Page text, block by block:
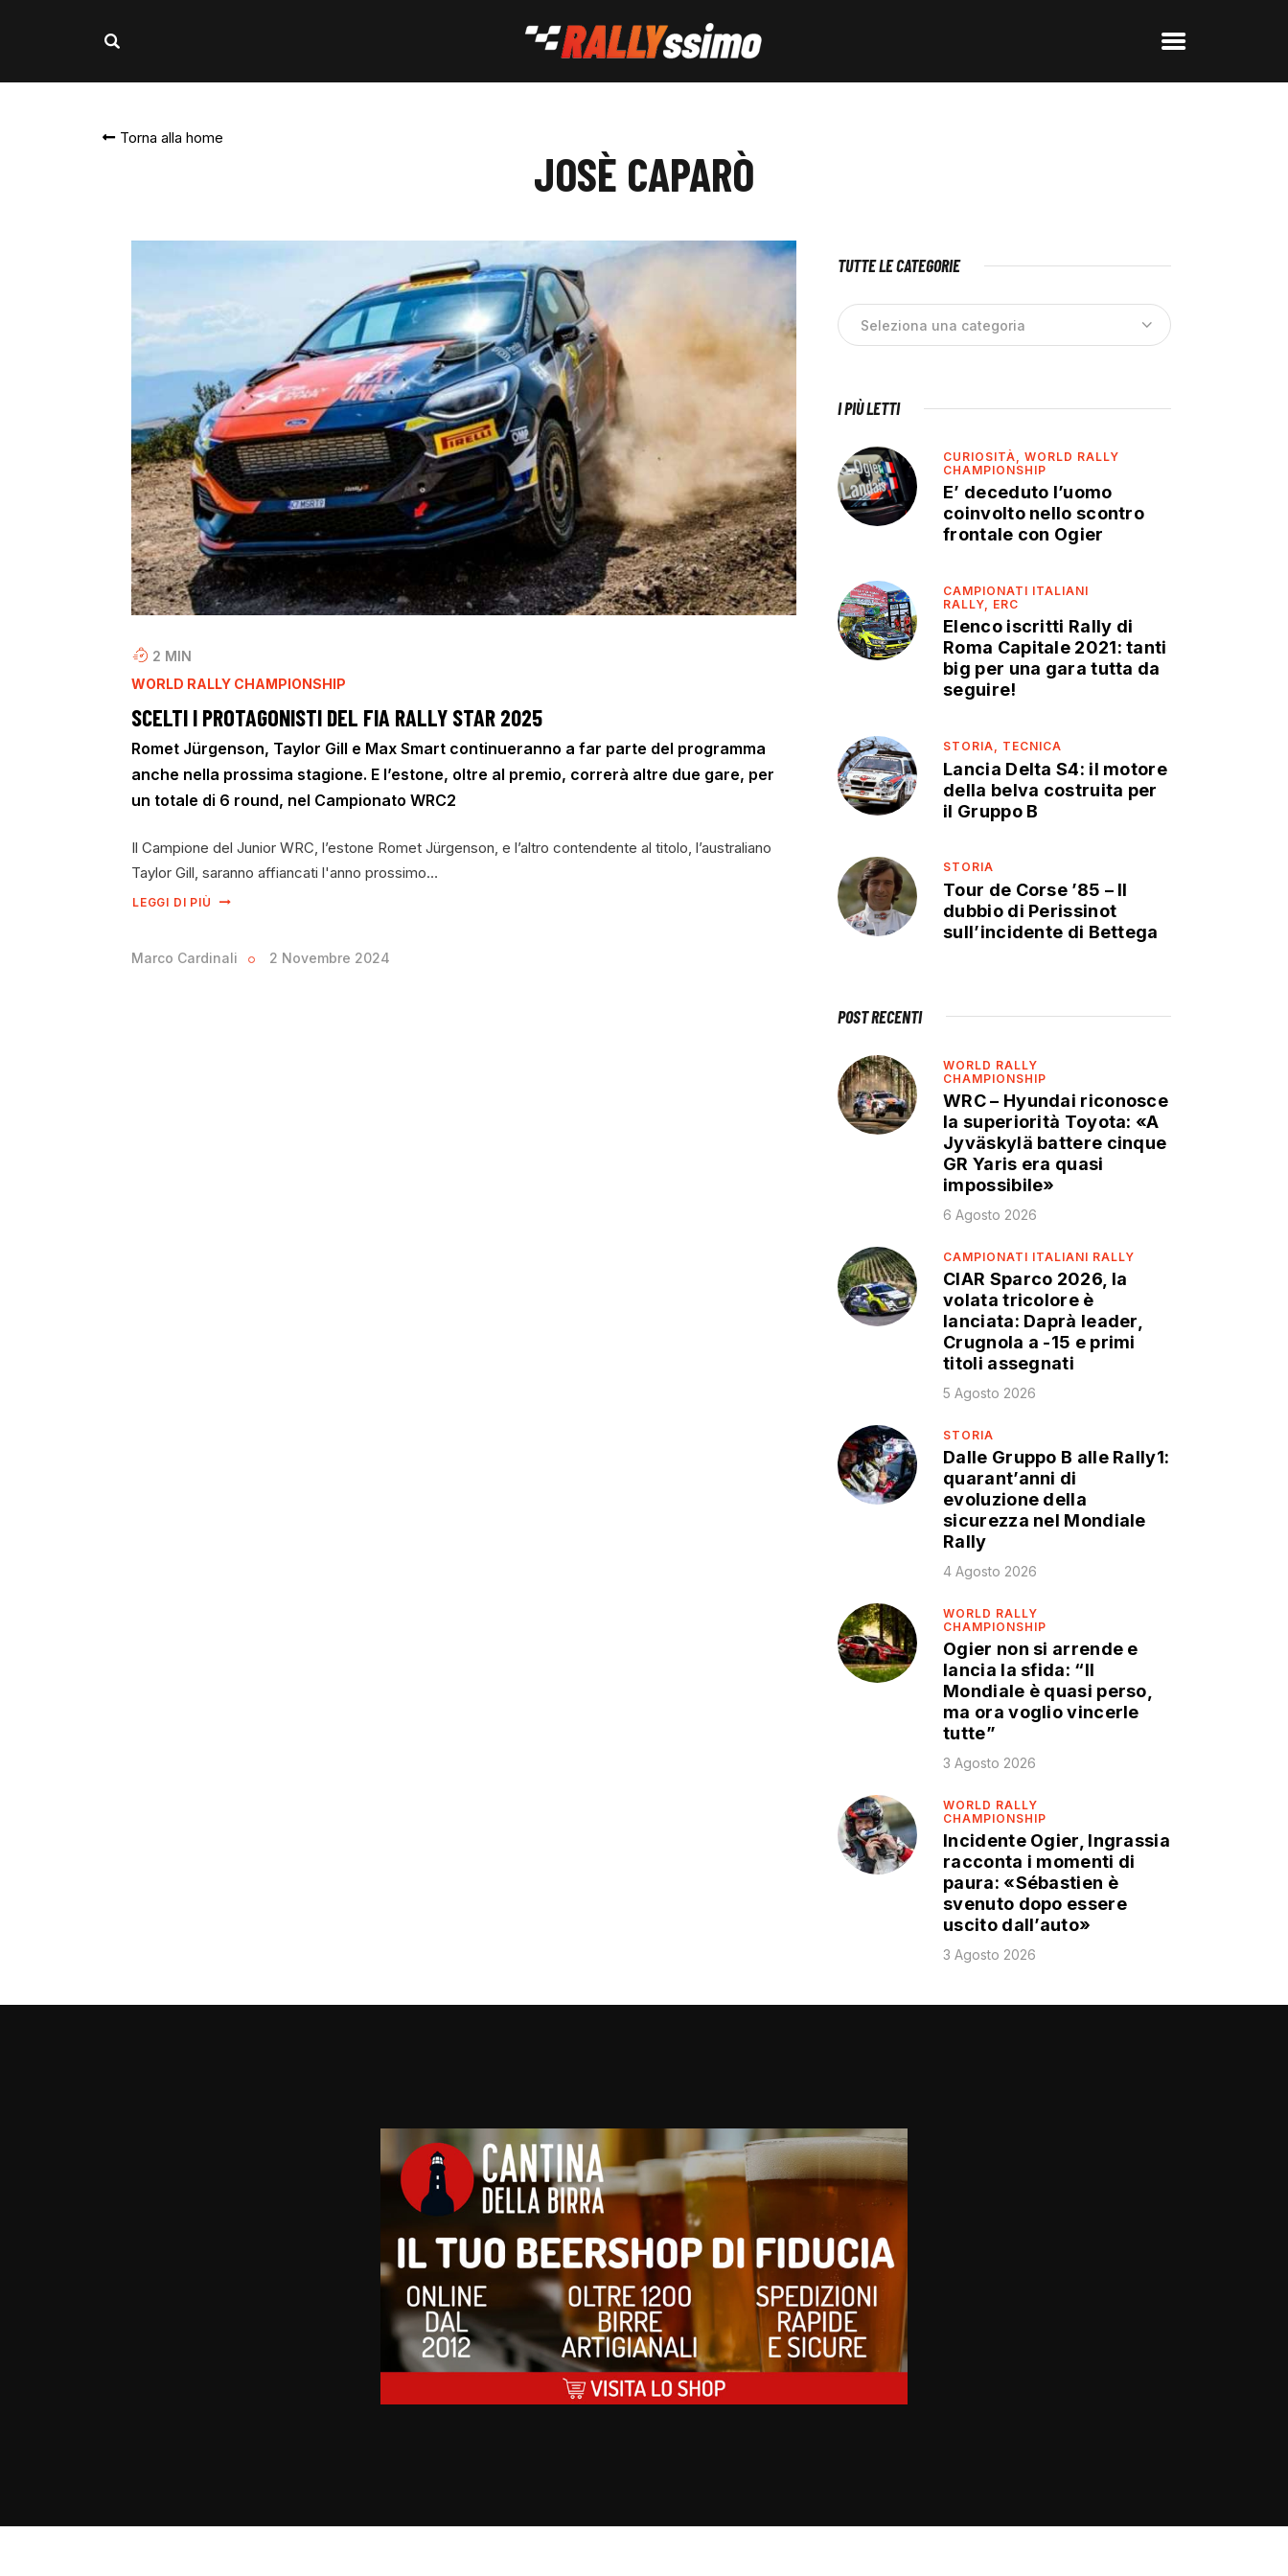
Torna alla home
JOSÈ CAPARÒ
2 MIN
WORLD RALLY CHAMPIONSHIP
SCELTI I PROTAGONISTI DEL FIA RALLY STAR 2025
Romet Jürgenson, Taylor Gill e Max Smart continueranno a far parte del programma
anche nella prossima stagione. E l’estone, oltre al premio, correrà altre due gare, per
un totale di 6 round, nel Campionato WRC2
Il Campione del Junior WRC, l’estone Romet Jürgenson, e l’altro contendente al titolo, l’australiano
Taylor Gill, saranno affiancati l'anno prossimo…
LEGGI DI PIÙ
Marco Cardinali 2 Novembre 2024
TUTTE LE CATEGORIE
I PIÙ LETTI
CURIOSITÀ,WORLD RALLY
CHAMPIONSHIP
E’ deceduto l’uomo
coinvolto nello scontro
frontale con Ogier
CAMPIONATI ITALIANI
RALLY, ERC
Elenco iscritti Rally di
Roma Capitale 2021: tanti
big per una gara tutta da
seguire!
STORIA, TECNICA
Lancia Delta S4: il motore
della belva costruita per
il Gruppo B
STORIA
Tour de Corse ’85 – Il
dubbio di Perissinot
sull’incidente di Bettega
POST RECENTI
WORLD RALLY
CHAMPIONSHIP
WRC – Hyundai riconosce
la superiorità Toyota: «A
Jyväskylä battere cinque
GR Yaris era quasi
impossibile»
6 Agosto 2026
CAMPIONATI ITALIANI RALLY
CIAR Sparco 2026, la
volata tricolore è
lanciata: Daprà leader,
Crugnola a -15 e primi
titoli assegnati
5 Agosto 2026
STORIA
Dalle Gruppo B alle Rally1:
quarant’anni di
evoluzione della
sicurezza nel Mondiale
Rally
4 Agosto 2026
WORLD RALLY
CHAMPIONSHIP
Ogier non si arrende e
lancia la sfida: “Il
Mondiale è quasi perso,
ma ora voglio vincerle
tutte”
3 Agosto 2026
WORLD RALLY
CHAMPIONSHIP
Incidente Ogier, Ingrassia
racconta i momenti di
paura: «Sébastien è
svenuto dopo essere
uscito dall’auto»
3 Agosto 2026